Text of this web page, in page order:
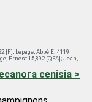
[F]; Lepage, Abbé E. 4119
Ernest 15,892 [QFA];Jean,
cenisia >